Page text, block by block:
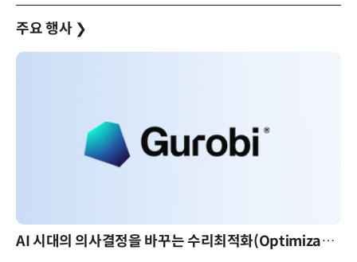
주요 행사 ❯
AI 시대의 의사결정을 바꾸는 수리최적화(Optimization): 실제 산업 적용 사례와 활용 전략